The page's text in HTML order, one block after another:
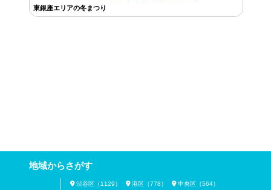
東銀座エリアの冬まつり
地域からさがす
渋谷区（1129） 港区（778）
中央区（564）